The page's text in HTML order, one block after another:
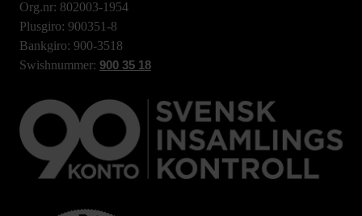
Org.nr: 802003-1954
Plusgiro: 900351-8
Bankgiro: 900-3518
Swishnummer: 900 35 18